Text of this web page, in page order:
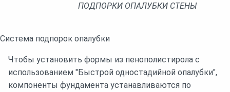
ПОДПОРКИ ОПАЛУБКИ СТЕНЫ
Система подпорок опалубки
Чтобы установить формы из пенополистирола с
использованием "Быстрой одностадийной опалубки",
компоненты фундамента устанавливаются по